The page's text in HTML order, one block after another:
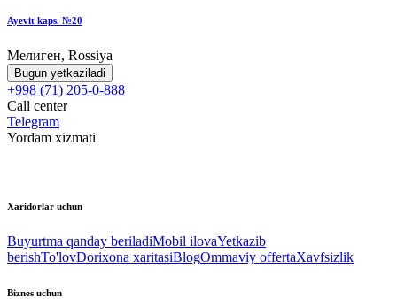
Ayevit kaps. №20
Мелиген, Rossiya
Bugun yetkaziladi
+998 (71) 205-0-888
Call center
Telegram
Yordam xizmati
Xaridorlar uchun
Buyurtma qanday beriladiMobil ilovaYetkazib
berishTo'lovDorixona xaritasiBlogOmmaviy offertaXavfsizlik
Biznes uchun